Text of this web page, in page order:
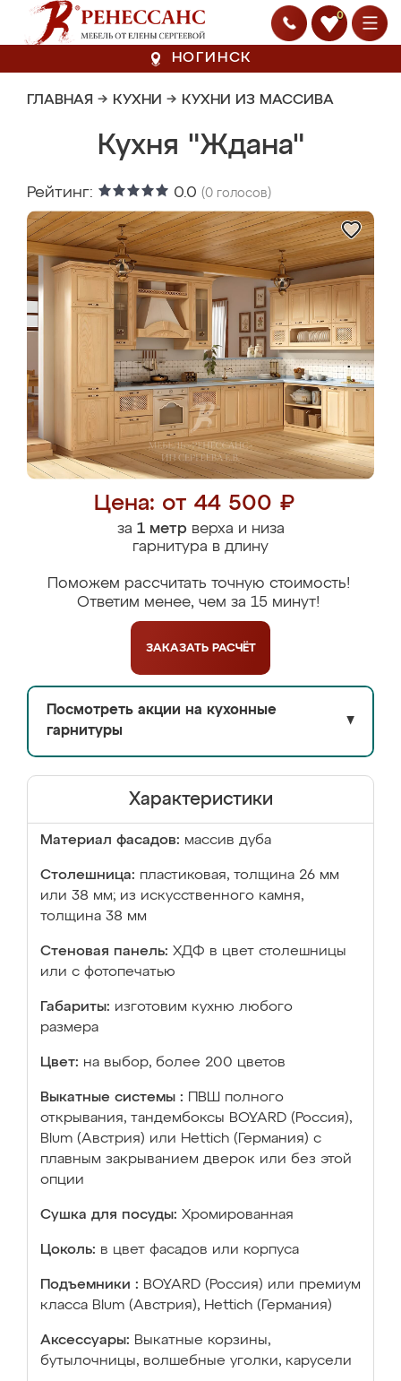
0
НОГИНСК
ГЛАВНАЯ → КУХНИ → КУХНИ ИЗ МАССИВА
Кухня "Ждана"
Рейтинг: 0.0 (0 голосов)
Цена: от 44 500 ₽
за 1 метрверха и низа
гарнитура в длину
Поможем рассчитать точную стоимость!
Ответим менее, чем за 15 минут!
ЗАКАЗАТЬ РАСЧЁТ
Посмотреть акции на кухонные
гарнитуры
▼
Характеристики
Материал фасадов: массив дуба
Столешница: пластиковая, толщина 26 мм
или 38 мм; из искусственного камня,
толщина 38 мм
Стеновая панель: ХДФ в цвет столешницы
или с фотопечатью
Габариты: изготовим кухню любого
размера
Цвет: на выбор, более 200 цветов
Выкатные системы :
ПВШ полного
открывания, тандембоксы BOYARD (Россия),
Blum (Австрия) или Hettich (Германия) с
плавным закрыванием дверок или без этой
опции
Сушка для посуды: Хромированная
Цоколь: в цвет фасадов или корпуса
Подъемники : BOYARD (Россия) или премиум
класса Blum (Австрия), Hettich (Германия)
Аксессуары: Выкатные корзины,
бутылочницы, волшебные уголки, карусели